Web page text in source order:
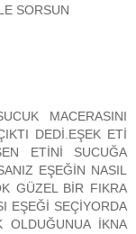
SORSUN
MACERASINI
DEDİ.EŞEK ETİ
ETİNİ SUCUĞA
EŞEĞİN NASIL
GÜZEL BİR FIKRA
EŞEĞİ SEÇİYORDA
OLDUĞUNUA İKNA